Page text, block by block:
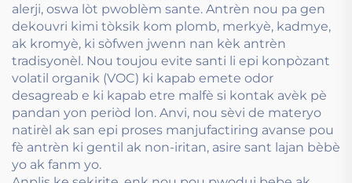
alerji, oswa lòt pwoblèm sante. Antrèn nou pa gen
dekouvri kimi tòksik kom plomb, merkyè, kadmye,
ak kromyè, ki sòfwen jwenn nan kèk antrèn
tradisyonèl. Nou toujou evite santi li epi konpòzant
volatil organik (VOC) ki kapab emete odor
desagreab e ki kapab etre malfè si kontak avèk pè
pandan yon periòd lon. Anvi, nou sèvi de materyo
natirèl ak san epi proses manjufactiring avanse pou
fè antrèn ki gentil ak non-iritan, asire sant lajan bèbè
yo ak fanm yo.